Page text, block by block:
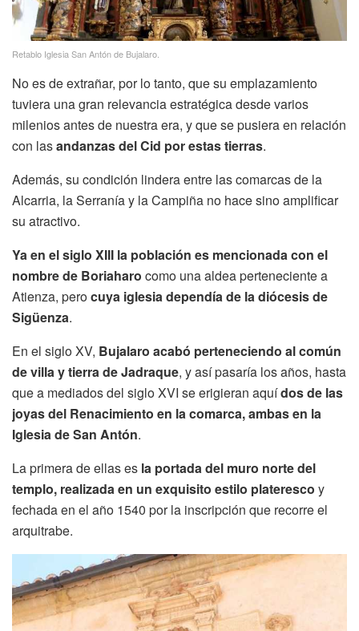
Retablo Iglesia San Antón de Bujalaro.
No es de extrañar, por lo tanto, que su emplazamiento
tuviera una gran relevancia estratégica desde varios
milenios antes de nuestra era, y que se pusiera en relación
con lasandanzas del Cid por estas tierras.
Además, su condición lindera entre las comarcas de la
Alcarria, la Serranía y la Campiña no hace sino amplificar
su atractivo.
Ya en el siglo XIII la población es mencionada con el
nombre de Boriaharo como una aldea perteneciente a
Atienza, perocuya iglesia dependía de la diócesis de
Sigüenza.
En el siglo XV, Bujalaro acabó perteneciendo al común
de villa y tierra de Jadraque, y así pasaría los años, hasta
que a mediados del siglo XVI se erigieran aquídos de las
joyas del Renacimiento en la comarca, ambas en la
Iglesia de San Antón.
La primera de ellas es la portada del muro norte del
templo, realizada en un exquisito estilo plateresco y
fechada en el año 1540 por la inscripción que recorre el
arquitrabe.